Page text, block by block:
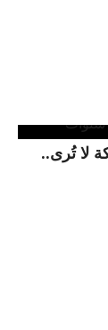
تُرى..